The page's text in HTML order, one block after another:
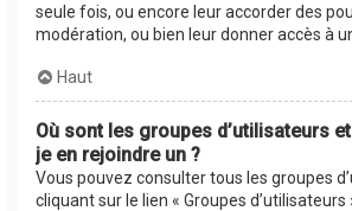
seule fois, ou encore leur accorder des
modération, ou bien leur donner accès à
Haut
Où sont les groupes d’utilisateurs
je en rejoindre un ?
Vous pouvez consulter tous les groupes
cliquant sur le lien « Groupes d’utilisateurs